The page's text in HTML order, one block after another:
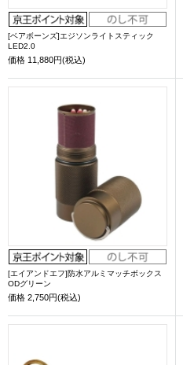
[ベアボーンズ]エジソンライトスティック
LED2.0
価格 11,880円(税込)
[エイアンドエフ]防水アルミマッチボックス
ODグリーン
価格 2,750円(税込)